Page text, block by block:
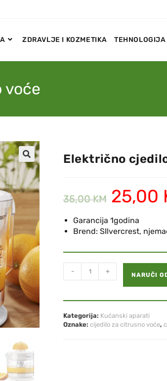
ZDRAVLJE I KOZMETIKA TEHNOLOGIJA
voće
🔍
Električno
35,00KM 25,00
Garancija 1godina
Brend: SIlvercrest,
- + NARUČI
Kategorija: Kućanski aparati
Oznake: cijedilo za citrusno voće,